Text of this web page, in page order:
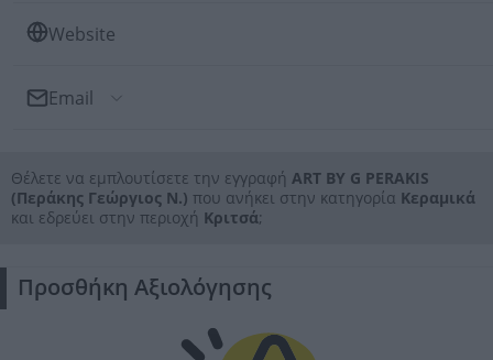
Website
Email
Προς: ART BY G PERAKIS (Περάκης Γεώργιος Ν.)
Θέλετε να εμπλουτίσετε την εγγραφή ART BY G PERAKIS
(Περάκης Γεώργιος Ν.) που ανήκει στην κατηγορία Κεραμικά
και εδρεύει στην περιοχή Κριτσά;
Προσθήκη Αξιολόγησης